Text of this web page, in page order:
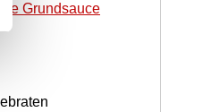
Grundsauce